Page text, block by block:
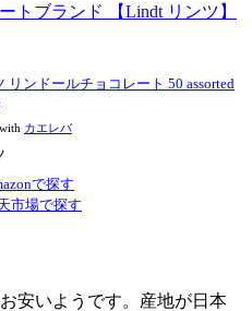
トブランド 【Lindt リンツ】
リンドールチョコレート 50 assorted
カエレバ
で探す
市場で探す
安いようです。産地が日本